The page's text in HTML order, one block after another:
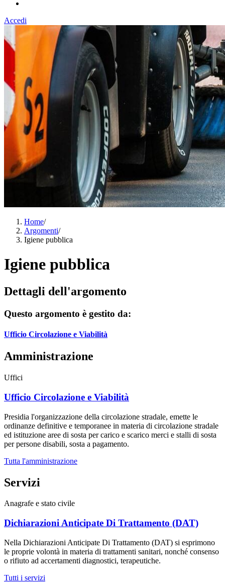
Accedi
Home/
Argomenti/
Igiene pubblica
Igiene pubblica
Dettagli dell'argomento
Questo argomento è gestito da:
Ufficio Circolazione e Viabilità
Amministrazione
Uffici
Ufficio Circolazione e Viabilità
Presidia l'organizzazione della circolazione stradale, emette le
ordinanze definitive e temporanee in materia di circolazione stradale
ed istituzione aree di sosta per carico e scarico merci e stalli di sosta
per persone disabili, sosta a pagamento.
Tutta l'amministrazione
Servizi
Anagrafe e stato civile
Dichiarazioni Anticipate Di Trattamento (DAT)
Nella Dichiarazioni Anticipate Di Trattamento (DAT) si esprimono
le proprie volontà in materia di trattamenti sanitari, nonché consenso
o rifiuto ad accertamenti diagnostici, terapeutiche.
Tutti i servizi